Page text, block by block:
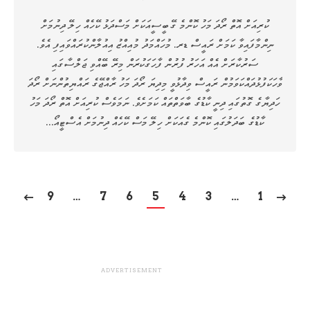
ކުރިއަށް އޮތް ރޯދަ މަހު ކޮންމެ ގޭބީސީއަކަށް މަސްދަޅު ކޭހެއް ހިލޭ ދިނުމަށް
ނިންމާފައިވާ ކަމަށް ރައީސް ޑރ. މުހައްމަދު މުއިއްޒު އިއުލާންކުރައްވައިފި އެވެ.
ސަރުކާރަށް އެއް އަހަރު ފުރުން ފާހަގަކުރަން މިރޭ ބޭއްވި ޖަލްސާގައި
ވާހަކަފުޅުދައްކަވަމުން ރައީސް ވިދާޅުވީ މިދިޔަ ރޯދަ މަހު ރާއްޖޭގެ ރައްޔިތުންނަށް ރޯދަ
ހަދިޔާގެ ގޮތުގައި ދިނީ ކާޑުގެ ބާވަތްތައް ކަމަށެވެ. ނަމަވެސް ކުރިއަށް އޮތް ރޯދަ މަހު
ކާޑުގެ ބަދަލުގައި ކޮންމެ ގެއަކަށް ހިލޭ މަސް ކޭހެއް ދިނުމަށް އެސްޓީއޯ…
1
…
3
4
5
6
7
…
9